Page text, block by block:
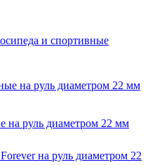
и спортивные
на руль диаметром 22 мм